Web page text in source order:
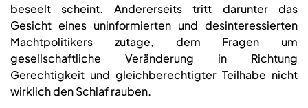
beseelt scheint. Andererseits tritt darunter das
Gesicht eines uninformierten und desinteressierten
Machtpolitikers zutage, dem Fragen um
gesellschaftliche Veränderung in Richtung
Gerechtigkeit und gleichberechtigter Teilhabe nicht
wirklich den Schlaf rauben.